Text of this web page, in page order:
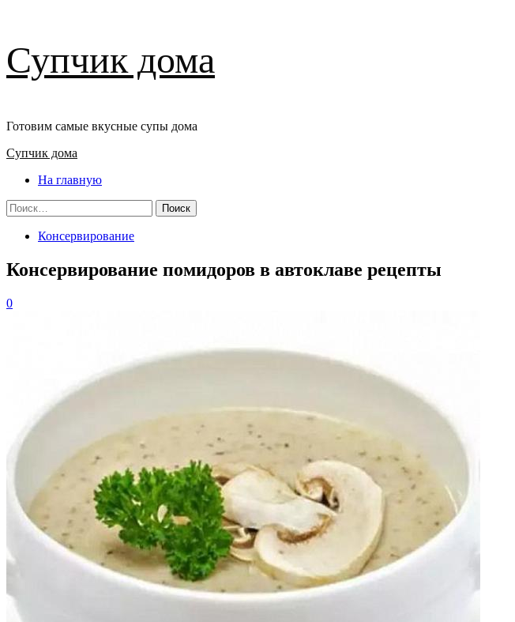
к
содержимому
Супчик дома
Готовим самые вкусные супы дома
Основное
Супчик дома
На главную
Найти:
Консервирование
Консервирование помидоров в автоклаве рецепты
0